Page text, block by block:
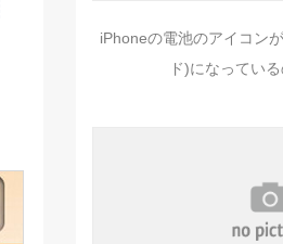
iPhoneの電池のアイコン
ド)になってい